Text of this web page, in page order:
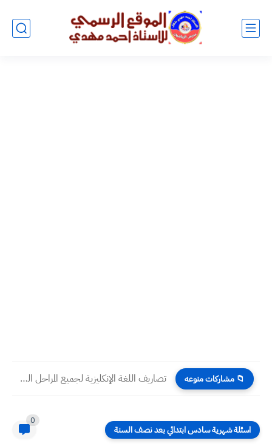
📁 مشاركات منوعه تصاريف اللغة الإنكليزية لجميع المراحل الدراسية اعداد الطابعي
اسئلة شهرية سادس ابتدائي بعد نصف السنة
0